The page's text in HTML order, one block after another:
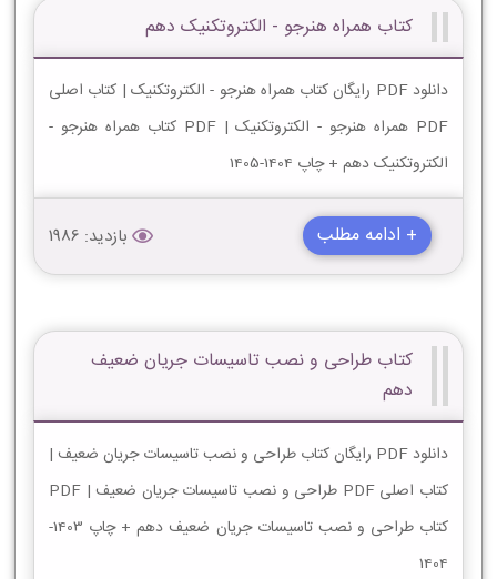
کتاب همراه هنرجو - الکتروتکنیک دهم
دانلود PDF رایگان کتاب همراه هنرجو - الکتروتکنیک | کتاب اصلی
PDF همراه هنرجو - الکتروتکنیک | PDF کتاب همراه هنرجو -
الکتروتکنیک دهم + چاپ 1404-1405
+ ادامه مطلب بازدید: 1986
کتاب طراحی و نصب تاسیسات جریان ضعیف
دهم
دانلود PDF رایگان کتاب طراحی و نصب تاسیسات جریان ضعیف |
کتاب اصلی PDF طراحی و نصب تاسیسات جریان ضعیف | PDF
کتاب طراحی و نصب تاسیسات جریان ضعیف دهم + چاپ 1403-
1404